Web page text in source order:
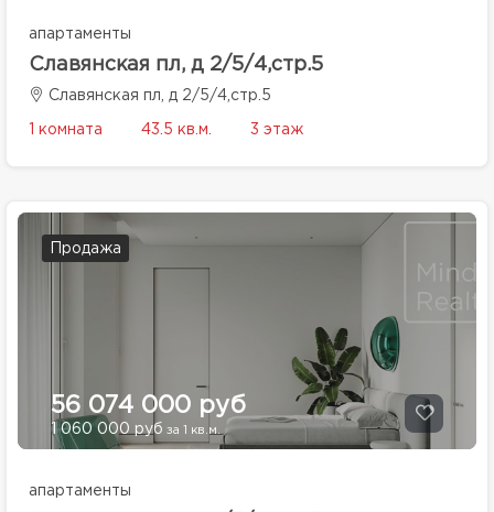
апартаменты
Славянская пл, д 2/5/4,стр.5
Славянская пл, д 2/5/4,стр.5
1 комната 43.5 кв.м. 3 этаж
Продажа
56 074 000 руб
1 060 000 руб за 1 кв.м.
апартаменты